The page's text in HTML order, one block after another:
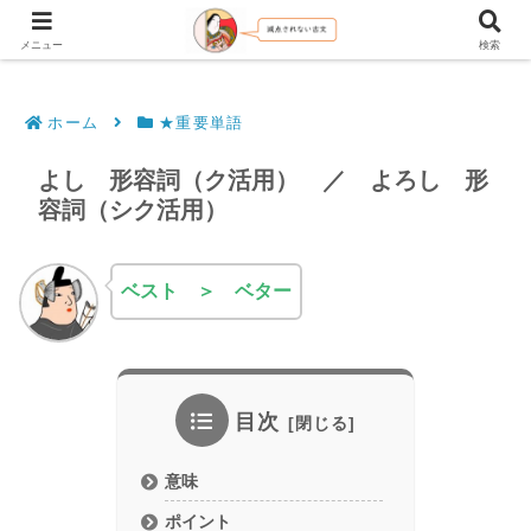
文法解説・逐語訳（現代語訳・口語訳）
ホーム ★重要単語
よし 形容詞（ク活用） ／ よろし 形
容詞（シク活用）
ベスト ＞ ベター
目次
意味
ポイント
メニュー 検索